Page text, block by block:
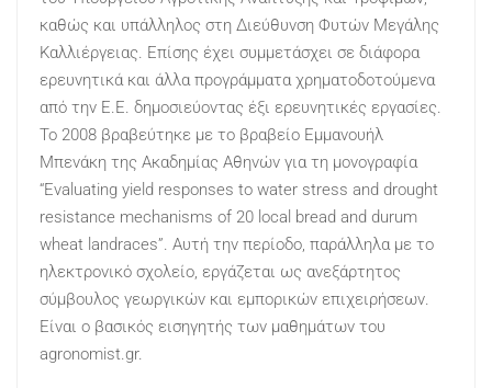
καθώς και υπάλληλος στη Διεύθυνση Φυτών Μεγάλης
Καλλιέργειας. Επίσης έχει συμμετάσχει σε διάφορα
ερευνητικά και άλλα προγράμματα χρηματοδοτούμενα
από την Ε.Ε. δημοσιεύοντας έξι ερευνητικές εργασίες.
Το 2008 βραβεύτηκε με το βραβείο Εμμανουήλ
Μπενάκη της Ακαδημίας Αθηνών για τη μονογραφία
“Evaluating yield responses to water stress and drought
resistance mechanisms of 20 local bread and durum
wheat landraces”. Αυτή την περίοδο, παράλληλα με το
ηλεκτρονικό σχολείο, εργάζεται ως ανεξάρτητος
σύμβουλος γεωργικών και εμπορικών επιχειρήσεων.
Είναι ο βασικός εισηγητής των μαθημάτων του
agronomist.gr.